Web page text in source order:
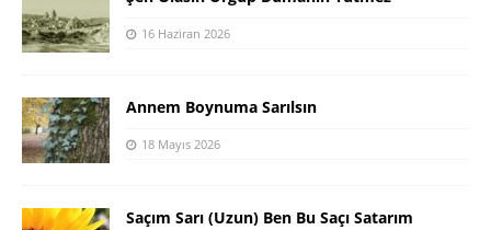
16 Haziran 2026
Annem Boynuma Sarılsın
18 Mayıs 2026
Saçım Sarı (Uzun) Ben Bu Saçı Satarım